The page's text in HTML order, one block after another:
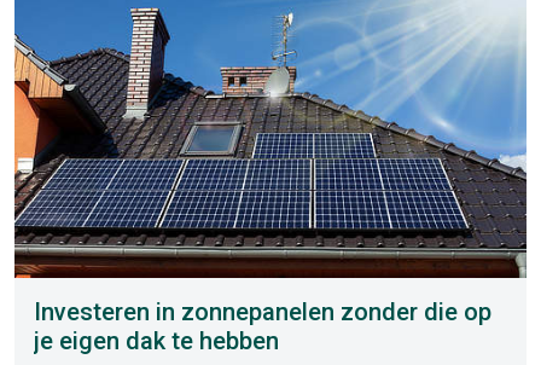
Investeren in zonnepanelen zonder die op
je eigen dak te hebben